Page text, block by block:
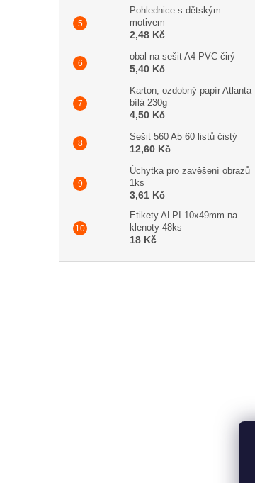
Pohlednice s dětským
motivem
2,48 Kč
obal na sešit A4 PVC čirý
5,40 Kč
Karton, ozdobný papír Atlanta
bílá 230g
4,50 Kč
Sešit 560 A5 60 listů čistý
12,60 Kč
Úchytka pro zavěšení obrazů
1ks
3,61 Kč
Etikety ALPI 10x49mm na
klenoty 48ks
18 Kč